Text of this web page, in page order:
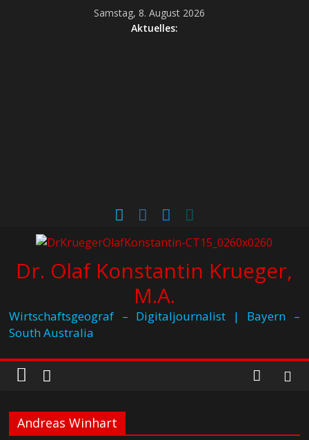
Samstag, 8. August 2026
Aktuelles:
Dr. Olaf Konstantin Krueger,
M.A.
Wirtschaftsgeograf – Digitaljournalist | Bayern –
South Australia
Andreas Winhart